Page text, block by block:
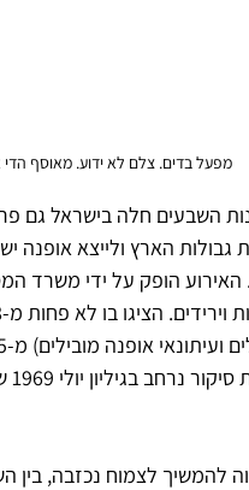
מפעל בדים. צלם לא ידוע. מאוסף הדי
השבעים חלה בישראל גם
הארץ ולייצא אופנה
הראשון התקיים בתל אביב במרץ 1965.
להמשיך לצמוח נכזבה,